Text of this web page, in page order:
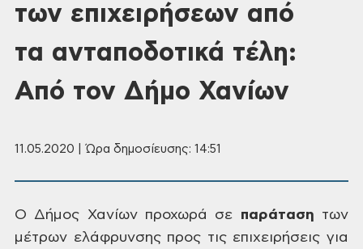
των επιχειρήσεων από
τα ανταποδοτικά τέλη:
Από τον Δήμο Χανίων
11.05.2020 | Ώρα δημοσίευσης: 14:51
Ο Δήμος Χανίων προχωρά σε παράταση των
μέτρων ελάφρυνσης προς τις επιχειρήσεις για